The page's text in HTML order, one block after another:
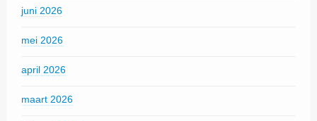
juni 2026
mei 2026
april 2026
maart 2026